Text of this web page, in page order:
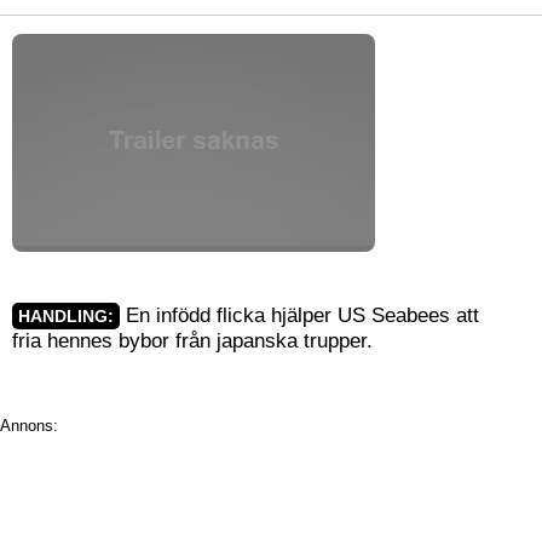
HANDLING:
En infödd flicka hjälper US Seabees att
fria hennes bybor från japanska trupper.
Annons: